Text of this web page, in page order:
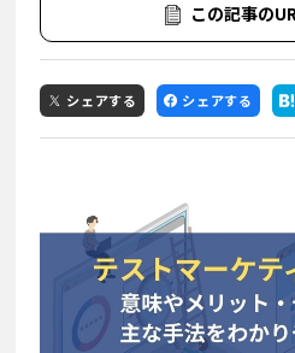
この記事の
シェアする シェアする